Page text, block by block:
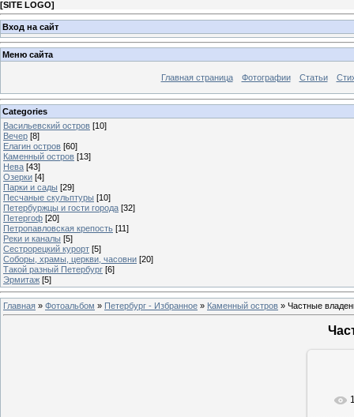
[SITE LOGO]
Вход на сайт
Меню сайта
Главная страница Фотографии Статьи
Categories
Васильевский остров [10]
Вечер [8]
Елагин остров [60]
Каменный остров [13]
Нева [43]
Озерки [4]
Парки и сады [29]
Песчаные скульптуры [10]
Петербуржцы и гости города [32]
Петергоф [20]
Петропавловская крепость [11]
Реки и каналы [5]
Сестрорецкий курорт [5]
Соборы, храмы, церкви, часовни [20]
Такой разный Петербург [6]
Эрмитаж [5]
Главная » Фотоальбом » Петербург - Избранное » Каменный остров » Частные